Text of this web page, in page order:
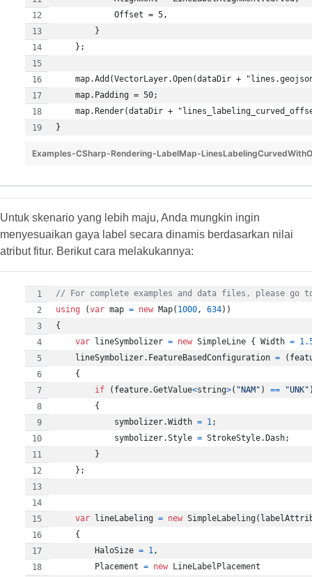
Examples-CSharp-Rendering-LabelMap-
Untuk skenario yang lebih maju, Anda mungkin ingin
menyesuaikan gaya label secara dinamis berdasarkan nilai
atribut fitur. Berikut cara melakukannya:
// For complete examples and data files, please go
using
(var map = new Map( 1000, 634) )
{
var
lineSymbolizer = new SimpleLine { Width =
lineSymbolizer. FeatureBasedConfiguration = (
{
if
( feature.GetValue<string>( "NAM" ) == "UNK"
{
symbolizer.Width = 1;
symbolizer.Style = StrokeStyle. Dash;
}
} ;
var lineLabeling = new SimpleLabeling (
{
HaloSize = 1,
Placement = new
LineLabelPlacement